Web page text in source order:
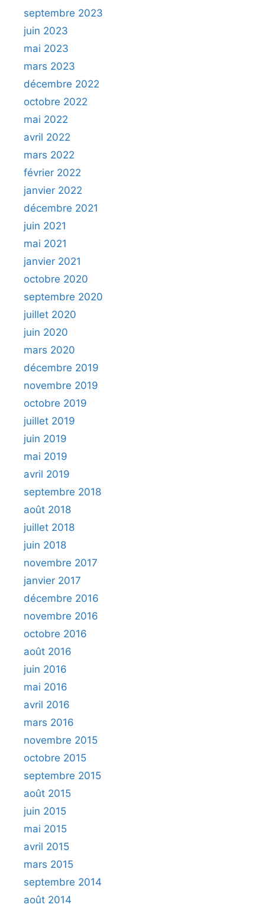
septembre 2023
juin 2023
mai 2023
mars 2023
décembre 2022
octobre 2022
mai 2022
avril 2022
mars 2022
février 2022
janvier 2022
décembre 2021
juin 2021
mai 2021
janvier 2021
octobre 2020
septembre 2020
juillet 2020
juin 2020
mars 2020
décembre 2019
novembre 2019
octobre 2019
juillet 2019
juin 2019
mai 2019
avril 2019
septembre 2018
août 2018
juillet 2018
juin 2018
novembre 2017
janvier 2017
décembre 2016
novembre 2016
octobre 2016
août 2016
juin 2016
mai 2016
avril 2016
mars 2016
novembre 2015
octobre 2015
septembre 2015
août 2015
juin 2015
mai 2015
avril 2015
mars 2015
septembre 2014
août 2014